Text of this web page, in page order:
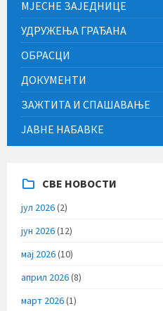
МЈЕСНЕ ЗАЈЕДНИЦЕ
УДРУЖЕЊА ГРАЂАНА
ОБРАСЦИ
ДОКУМЕНТИ
ЗАЖТИТА И СПАШАВАЊЕ
ЈАВНЕ НАБАВКЕ
СВЕ НОВОСТИ
јул 2026(2)
јун 2026(12)
мај 2026(10)
април 2026(8)
март 2026(1)